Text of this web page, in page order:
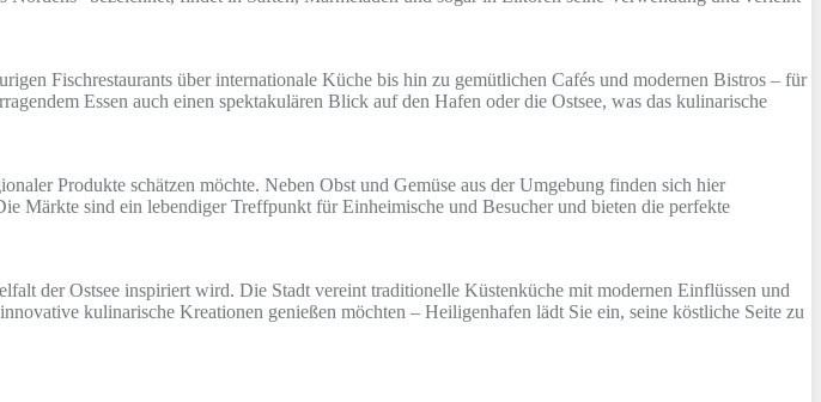
Fischrestaurants über internationale Küche bis hin zu gemütlichen Cafés und modernen Bistros – für
Essen auch einen spektakulären Blick auf den Hafen oder die Ostsee, was das kulinarische
Produkte schätzen möchte. Neben Obst und Gemüse aus der Umgebung finden sich hier
Märkte sind ein lebendiger Treffpunkt für Einheimische und Besucher und bieten die perfekte
der Ostsee inspiriert wird. Die Stadt vereint traditionelle Küstenküche mit modernen Einflüssen und
kulinarische Kreationen genießen möchten – Heiligenhafen lädt Sie ein, seine köstliche Seite zu